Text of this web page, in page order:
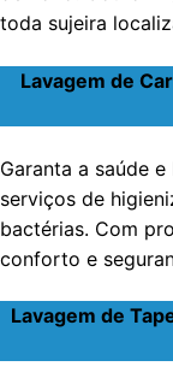
toda sujeira
Lavagem de
Garanta a saúde
serviços de
bactérias. Com
conforto e
Lavagem de